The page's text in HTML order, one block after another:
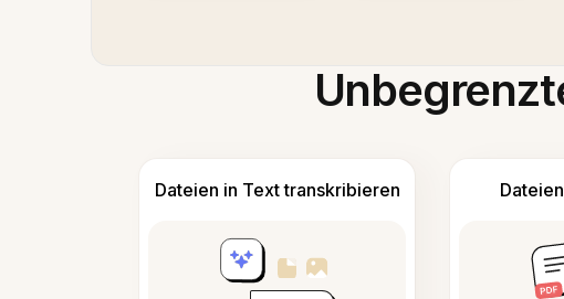
Dateien in Text transkribieren